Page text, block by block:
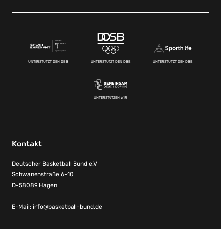
UNTERSTÜTZT DEN DBB UNTERSTÜTZT DEN DBB UNTERSTÜTZT DEN DBB
UNTERSTÜTZEN WIR
Kontakt
Deutscher Basketball Bund e.V
Schwanenstraße 6-10
D-58089 Hagen
E-Mail: info@basketball-bund.de